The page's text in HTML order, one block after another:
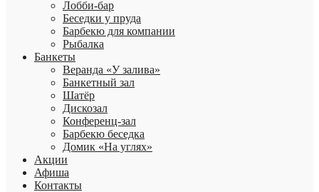
Лобби-бар
Беседки у пруда
Барбекю для компании
Рыбалка
Банкеты
Веранда «У залива»
Банкетный зал
Шатёр
Дискозал
Конференц-зал
Барбекю беседка
Домик «На углях»
Акции
Афиша
Контакты